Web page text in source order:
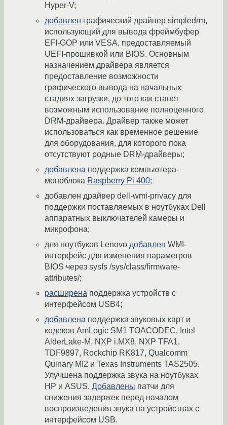
Hyper-V;
добавлен графический драйвер simpledrm,
использующий для вывода фреймбуфер
EFI-GOP или VESA, предоставляемый
UEFI-прошивкой или BIOS. Основным
назначением драйвера является
предоставление возможности
графического вывода на начальных
стадиях загрузки, до того как станет
возможным использование полноценного
DRM-драйвера. Драйвер также может
использоваться как временное решение
для оборудования, для которого пока
отсутствуют родные DRM-драйверы;
добавлена поддержка компьютера-
моноблока Raspberry Pi 400;
добавлен драйвер dell-wmi-privacy для
поддержки поставляемых в ноутбуках Dell
аппаратных выключателей камеры и
микрофона;
для ноутбуков Lenovo добавлен WMI-
интерфейс для изменения параметров
BIOS через sysfs /sys/class/firmware-
attributes/;
расширена поддержка устройств с
интерфейсом USB4;
добавлена поддержка звуковых карт и
кодеков AmLogic SM1 TOACODEC, Intel
AlderLake-M, NXP i.MX8, NXP TFA1,
TDF9897, Rockchip RK817, Qualcomm
Quinary MI2 и Texas Instruments TAS2505.
Улучшена поддержка звука на ноутбуках
HP и ASUS. Добавлены патчи для
снижения задержек перед началом
воспроизведения звука на устройствах с
интерфейсом USB.